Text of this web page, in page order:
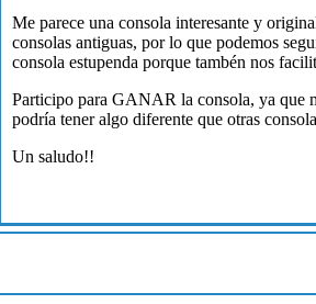
Me parece una consola interesante y
consolas antiguas, por lo que podemos
consola estupenda porque tambén nos
Participo para GANAR la consola, ya que
podría tener algo diferente que otras
Un saludo!!